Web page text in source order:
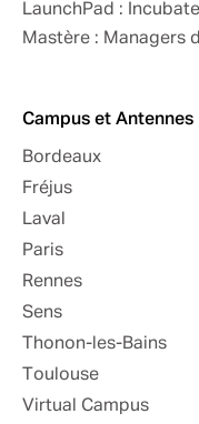
LaunchPad :
Mastère : Managers
Campus et Antennes
Bordeaux
Fréjus
Laval
Paris
Rennes
Sens
Thonon-les-Bains
Toulouse
Virtual Campus